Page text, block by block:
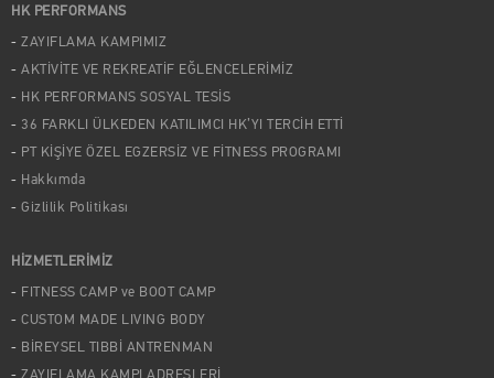
HK PERFORMANS
ZAYIFLAMA KAMPIMIZ
AKTİVİTE VE REKREATİF EĞLENCELERİMİZ
HK PERFORMANS SOSYAL TESİS
36 FARKLI ÜLKEDEN KATILIMCI HK’YI TERCİH ETTİ
PT KİŞİYE ÖZEL EGZERSİZ VE FİTNESS PROGRAMI
Hakkımda
Gizlilik Politikası
HİZMETLERİMİZ
FITNESS CAMP ve BOOT CAMP
CUSTOM MADE LIVING BODY
BİREYSEL TIBBİ ANTRENMAN